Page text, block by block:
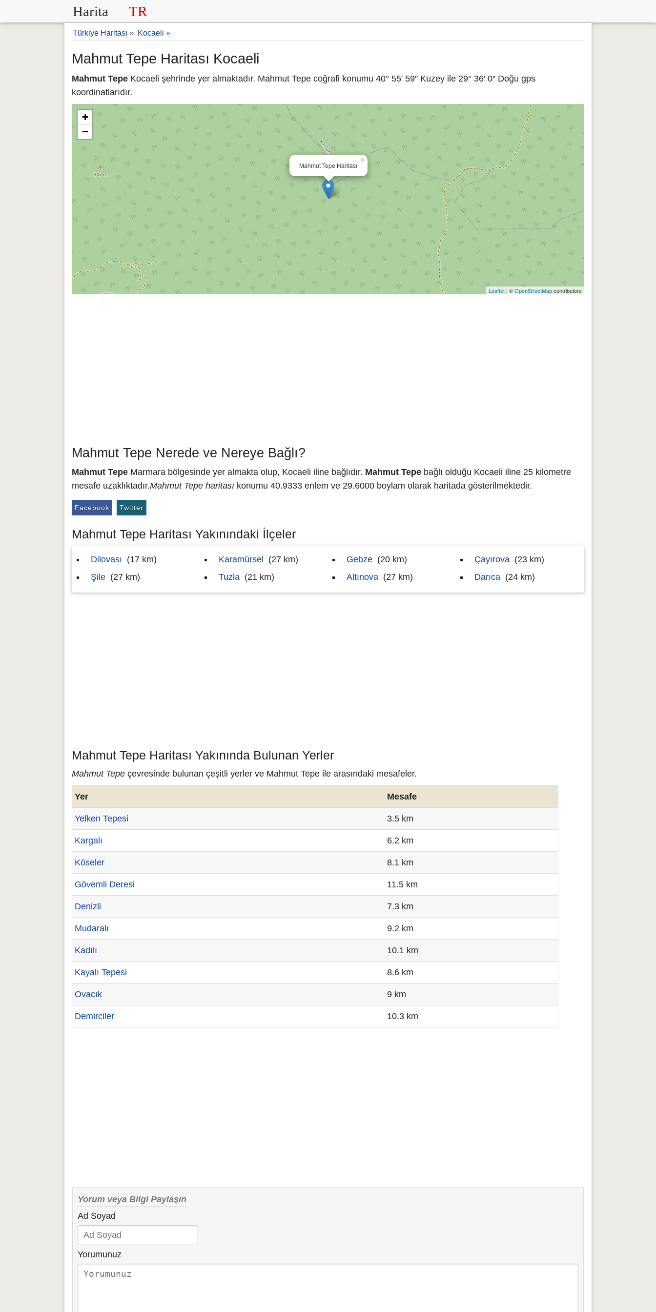
Harita TR
Türkiye Haritası » Kocaeli »
Mahmut Tepe Haritası Kocaeli
Mahmut Tepe Kocaeli şehrinde yer almaktadır. Mahmut Tepe coğrafi konumu 40° 55′ 59″ Kuzey ile 29° 36′ 0″ Doğu gps
koordinatlarıdır.
Mahmut Tepe Haritası
×
+
−
Leaflet | ©OpenStreetMapcontributors
Mahmut Tepe Nerede ve Nereye Bağlı?
Mahmut Tepe Marmara bölgesinde yer almakta olup, Kocaeli iline bağlıdır. Mahmut Tepe bağlı olduğu Kocaeli iline 25 kilometre
mesafe uzaklıktadır.Mahmut Tepe haritası konumu 40.9333 enlem ve 29.6000 boylam olarak haritada gösterilmektedir.
Facebook Twitter
Mahmut Tepe Haritası Yakınındaki İlçeler
Dilovası (17 km)
Şile (27 km)
Karamürsel
(27 km)
Tuzla (21 km)
Gebze (20 km)
Altınova (27 km)
Çayırova (23 km)
Darıca (24 km)
Mahmut Tepe Haritası Yakınında Bulunan Yerler
Mahmut Tepe çevresinde bulunan çeşitli yerler ve Mahmut Tepe ile arasındaki mesafeler.
Yer Mesafe
Yelken Tepesi 3.5 km
Kargalı 6.2 km
Köseler 8.1 km
Gövemli Deresi 11.5 km
Denizli 7.3 km
Mudaralı 9.2 km
Kadılı 10.1 km
Kayalı Tepesi 8.6 km
Ovacık 9 km
Demirciler 10.3 km
Yorum veya Bilgi Paylaşın
Ad Soyad
Yorumunuz